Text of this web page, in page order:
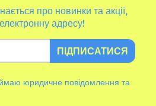
про новинки та акції,
адресу!
ПІДПИСАТИСЯ
юридичне повідомлення та